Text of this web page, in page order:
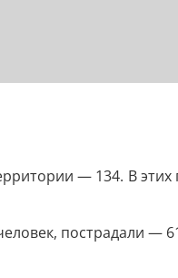
— 134. В
пострадали —